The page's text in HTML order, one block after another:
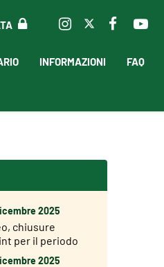
INFORMAZIONI FAQ
2025
chiusure
per il periodo
2025